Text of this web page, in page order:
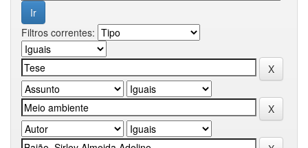
Filtros correntes: